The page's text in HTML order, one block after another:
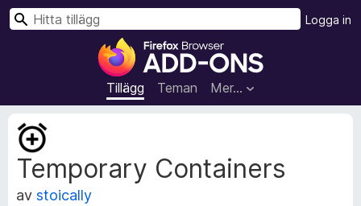
W
e
b
b
s
a
Tillägg Teman Mer…
Logga in
S
Temporary Containers
av stoically
M
e
t
d